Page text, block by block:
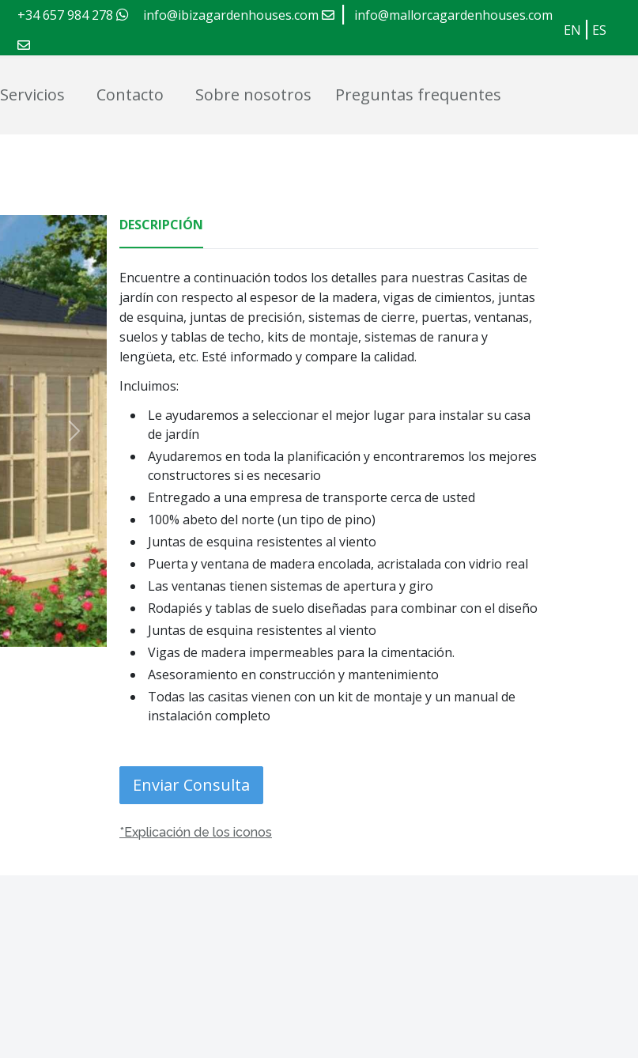
+34 657 984 278 info@ibizagardenhouses.com | info@mallorcagardenhouses.com
EN | ES
Servicios Contacto Sobre nosotros Preguntas frequentes
Next
DESCRIPCIÓN
Encuentre a continuación todos los detalles para nuestras Casitas de
jardín con respecto al espesor de la madera, vigas de cimientos, juntas
de esquina, juntas de precisión, sistemas de cierre, puertas, ventanas,
suelos y tablas de techo, kits de montaje, sistemas de ranura y
lengüeta, etc. Esté informado y compare la calidad.
Incluimos:
Le ayudaremos a seleccionar el mejor lugar para instalar su casa
de jardín
Ayudaremos en toda la planificación y encontraremos los mejores
constructores si es necesario
Entregado a una empresa de transporte cerca de usted
100% abeto del norte (un tipo de pino)
Juntas de esquina resistentes al viento
Puerta y ventana de madera encolada, acristalada con vidrio real
Las ventanas tienen sistemas de apertura y giro
Rodapiés y tablas de suelo diseñadas para combinar con el diseño
Juntas de esquina resistentes al viento
Vigas de madera impermeables para la cimentación.
Asesoramiento en construcción y mantenimiento
Todas las casitas vienen con un kit de montaje y un manual de
instalación completo
Enviar Consulta
*Explicación de los iconos